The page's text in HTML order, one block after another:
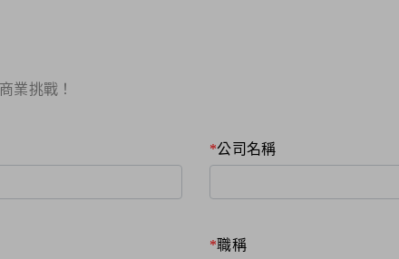
業挑戰！​
公司名稱
職稱